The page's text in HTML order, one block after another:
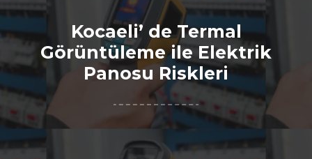
Kocaeli’ de Termal
Görüntüleme ile Elektrik
Panosu Riskleri